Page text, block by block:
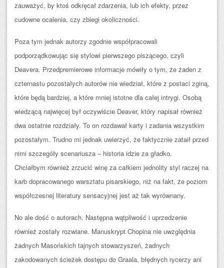
zauważyć, by ktoś odkręcał zdarzenia, lub ich efekty, przez
cudowne ocalenia, czy zbiegi okoliczności.
Poza tym jednak autorzy zgodnie współpracowali
podporządkowując się stylowi pierwszego piszącego, czyli
Deavera. Przedpremierowe informacje mówiły o tym, że żaden z
czternastu pozostałych autorów nie wiedział, które z postaci zginą,
które będą bardziej, a które mniej istotne dla całej intrygi. Osobą
wiedzącą najwięcej był oczywiście Deaver, który napisał również
dwa ostatnie rozdziały. To on rozdawał karty i zadania wszystkim
pozostałym. Trudno mi jednak uwierzyć, że faktycznie zataił przed
nimi szczegóły scenariusza – historia idzie za gładko.
Chciałbym również zrzucić winę za całkiem jednolity styl raczej na
karb dopracowanego warsztatu pisarskiego, niż na fakt, że poziom
współczesnej literatury sensacyjnej jest aż tak wyrównany.
No ale dość o autorach. Następna wątpliwość i uprzedzenie
również zostały rozwiane. Manuskrypt Chopina nie uwzględnia
żadnych Masońskich tajnych stowarzyszeń, żadnych
zakodowanych ścieżek dostępu do Graala, błędnych rycerzy ani